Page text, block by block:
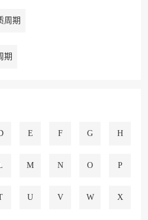
周期
期
E F G H
M N O P
U V W X